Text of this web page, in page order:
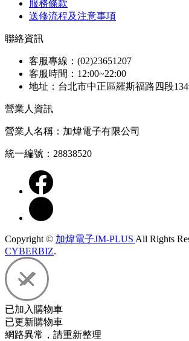
服務條款
送修流程及注意事項
聯絡資訊
客服專線：(02)23651207
客服時間：12:00~22:00
地址：台北市中正區羅斯福路四段
營業人資訊
營業人名稱：加煒電子有限公司
統一編號：28838520
Copyright © 加煒電子JM-PLUS All Rights
CYBERBIZ.
已加入購物車
已更新購物車
網路異常，請重新整理